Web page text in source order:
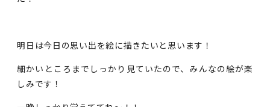
明日は今日の思い出を絵に描きたいと思います！
細かいところまでしっかり見ていたので、みんなの絵が楽
しみです！